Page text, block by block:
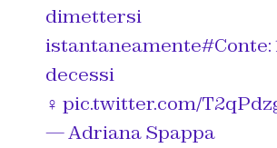
dimettersi
istantaneamente#Conte
decessi
‍♀️ pic.twitter.com/
— Adriana Spappa